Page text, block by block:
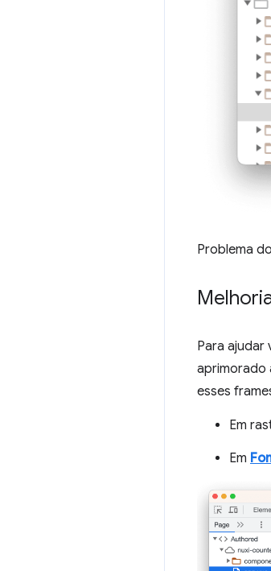
Problema
Para ajudar
aprimorado
esses
Em
Em